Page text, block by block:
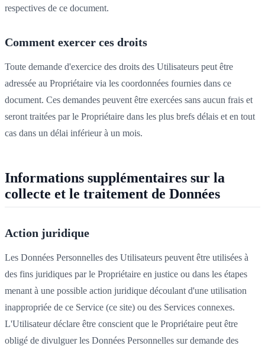
respectives de ce document.
Comment exercer ces droits
Toute demande d'exercice des droits des Utilisateurs peut être
adressée au Propriétaire via les coordonnées fournies dans ce
document. Ces demandes peuvent être exercées sans aucun frais et
seront traitées par le Propriétaire dans les plus brefs délais et en tout
cas dans un délai inférieur à un mois.
Informations supplémentaires sur la
collecte et le traitement de Données
Action juridique
Les Données Personnelles des Utilisateurs peuvent être utilisées à
des fins juridiques par le Propriétaire en justice ou dans les étapes
menant à une possible action juridique découlant d'une utilisation
inappropriée de ce Service (ce site) ou des Services connexes.
L'Utilisateur déclare être conscient que le Propriétaire peut être
obligé de divulguer les Données Personnelles sur demande des